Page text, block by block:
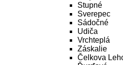
Stupné
Sverepec
Sádočné
Udiča
Vrchteplá
Záskalie
Čelkova